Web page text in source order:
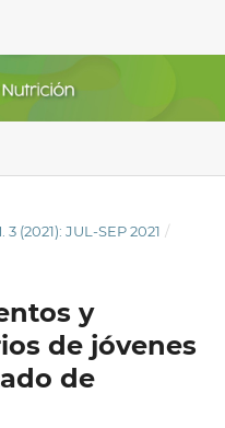
(2021): JUL-SEP 2021 /
y
de jóvenes
de